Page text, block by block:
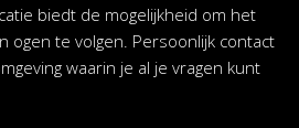
biedt de mogelijkheid om het
ogen te volgen. Persoonlijk contact
waarin je al je vragen kunt